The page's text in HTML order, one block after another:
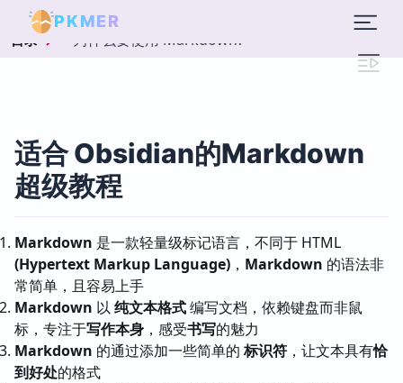
PKMER
目录 为什么要使用 Markdown?
适合 Obsidian的Markdown
超级教程
Markdown 是一款轻量级标记语言，不同于 HTML
(Hypertext Markup Language) ， Markdown 的语法非
常简单，且容易上手
Markdown 以 纯文本格式编写文档，依赖键盘而非鼠
标，专注于写作本身 ，感受书写的魅力
Markdown 的通过添加一些简单的 标识符 ，让文本具有恰
到好处的格式